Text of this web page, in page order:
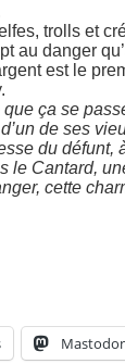
trolls et
au danger
est le
ça se
de ses
du défunt,
le Cantard,
cette